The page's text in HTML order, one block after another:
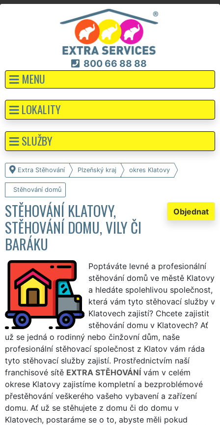
800 66 88 88
MENU
Extra Stěhování Plzeňský kraj okres Klatovy
Stěhování domů
Objednat
STĚHOVÁNÍ KLATOVY,
STĚHOVÁNÍ DOMU, VILY ČI
BARÁKU
Poptáváte levné a profesionální
stěhování domů ve městě Klatovy
a hledáte spolehlivou společnost,
která vám tyto stěhovací služby v
Klatovech zajistí? Chcete zajistit
stěhování domu v Klatovech? Ať
už se jedná o rodinný nebo činžovní dům, naše
profesionální stěhovací společnost z Klatov vám ráda
tyto stěhovací služby zajistí. Prostřednictvím naší
franchisové sítě EXTRA STĚHOVÁNÍ vám v celém
okrese Klatovy zajistíme kompletní a bezproblémové
přestěhování veškerého vašeho vybavení a zařízení
domu. Ať už se stěhujete z domu či do domu v
Klatovech, postaráme se o to, abyste měli pokud
LOKALITY
SLUŽBY